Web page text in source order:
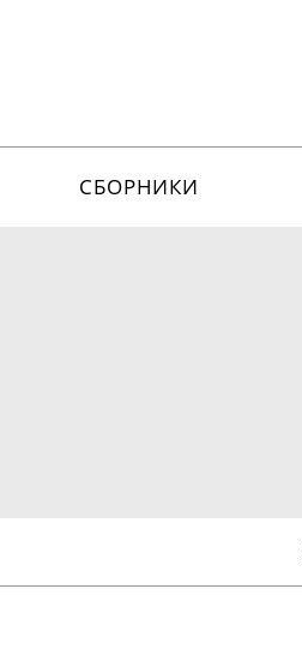
СБОРНИКИ